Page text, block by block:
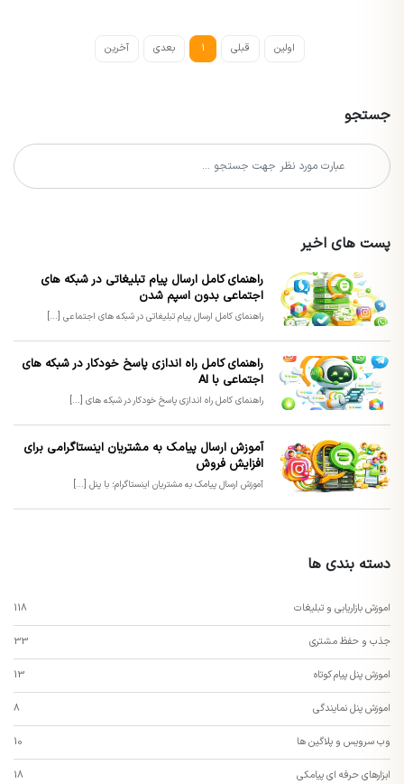
اولین قبلی 1 بعدی آخرین
جستجو
پست های اخیر
راهنمای کامل ارسال پیام تبلیغاتی در شبکه های
اجتماعی بدون اسپم شدن
راهنمای کامل ارسال پیام تبلیغاتی در شبکه های اجتماعی [...]
راهنمای کامل راه اندازی پاسخ خودکار در شبکه های
اجتماعی با AI
راهنمای کامل راه اندازی پاسخ خودکار در شبکه های [...]
آموزش ارسال پیامک به مشتریان اینستاگرامی برای
افزایش فروش
آموزش ارسال پیامک به مشتریان اینستاگرام؛ با پنل [...]
دسته بندی ها
اموزش بازاریابی و تبلیغات 118
جذب و حفظ مشتری 33
اموزش پنل پیام کوتاه 13
اموزش پنل نمایندگی 8
وب سرویس و پلاگین ها 10
ابزارهای حرفه ای پیامکی 18